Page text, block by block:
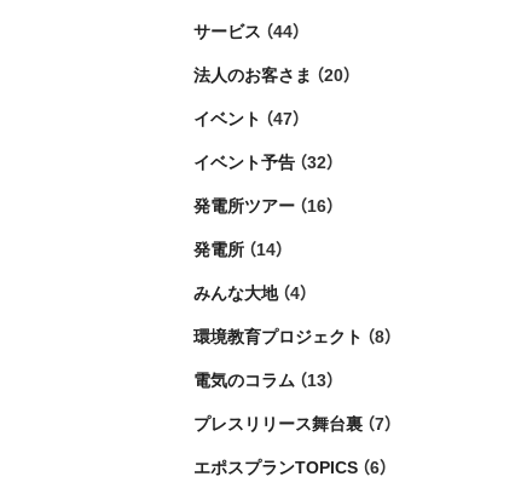
サービス （44）
法人のお客さま （20）
イベント （47）
イベント予告 （32）
発電所ツアー （16）
発電所 （14）
みんな大地（4）
環境教育プロジェクト （8）
電気のコラム （13）
プレスリリース舞台裏 （7）
エポスプランTOPICS （6）